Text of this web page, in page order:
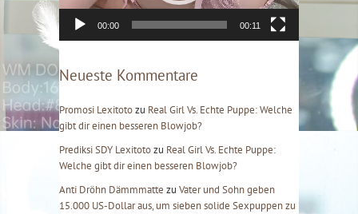
P
l
a
e
00:00 00:11
Neueste Kommentare
Promosi Lexitotozu Real Girl Vs. Echte Puppe: Welche
gibt dir einen besseren Blowjob?
Prediksi SDY Lexitotozu Real Girl Vs. Echte Puppe:
Welche gibt dir einen besseren Blowjob?
Anti Dröhn Dämmmatte zu Vater und Sohn geben
15.000 US-Dollar aus, um sieben solide Sexpuppen zu